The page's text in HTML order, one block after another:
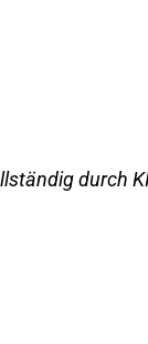
durch